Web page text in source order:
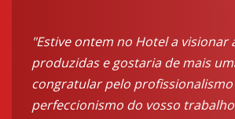
"Estive ontem no Hotel a visionar
produzidas e gostaria de mais
congratular pelo profissionalismo
perfeccionismo do vosso